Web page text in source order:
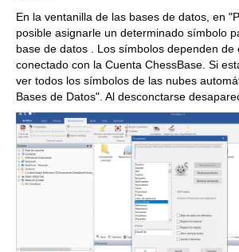
En la ventanilla de las bases de datos, en
posible asignarle un determinado símbolo
base de datos . Los símbolos dependen de
conectado con la Cuenta ChessBase. Si
ver todos los símbolos de las nubes
Bases de Datos". Al desconctarse